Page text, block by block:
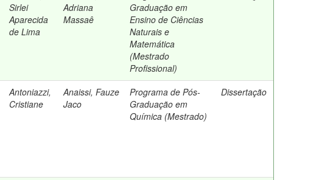
Sirlei
Aparecida
de Lima
Adriana
Massaê
Graduação em
Ensino de Ciências
Naturais e
Matemática
(Mestrado
Profissional)
Antoniazzi,
Cristiane
Anaissi, Fauze
Jaco
Programa de Pós-
Graduação em
Química (Mestrado)
Dissertação